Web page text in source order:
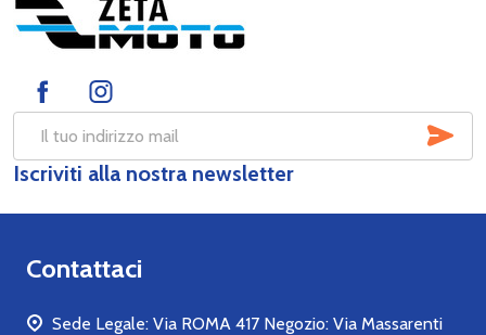
Footer
Start
Indirizzo
mail
Iscriviti alla nostra newsletter
Contattaci
Sede Legale: Via ROMA 417 Negozio: Via Massarenti